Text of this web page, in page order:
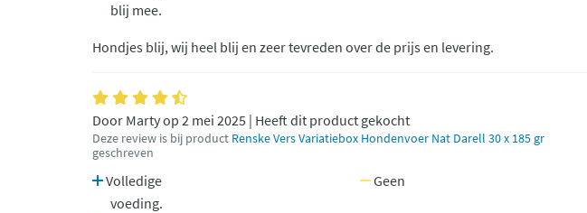
blij mee.
Hondjes blij, wij heel blij en zeer tevreden over de prijs en levering.
Door Marty op 2 mei 2025 | Heeft dit product gekocht
Deze review is bij product Renske Vers Variatiebox Hondenvoer Nat Darell 30 x 185 gr
geschreven
Volledige
voeding.
Geen